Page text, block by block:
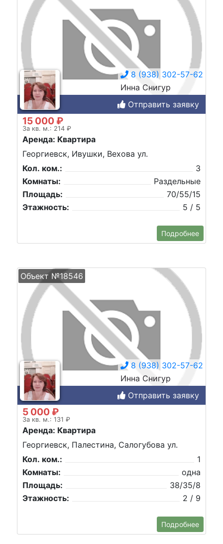
8 (938) 302-57-62
Инна Снигур
Отправить заявку
15 000 ₽
За кв. м.: 214 ₽
Аренда: Квартира
Георгиевск, Ивушки, Вехова ул.
Кол. ком.:
3
Комнаты:
Раздельные
Площадь:
70/55/15
Этажность:
5 / 5
Подробнее
Объект №18546
8 (938) 302-57-62
Инна Снигур
Отправить заявку
5 000 ₽
За кв. м.: 131 ₽
Аренда: Квартира
Георгиевск, Палестина, Салогубова ул.
Кол. ком.:
1
Комнаты:
одна
Площадь:
38/35/8
Этажность:
2 / 9
Подробнее